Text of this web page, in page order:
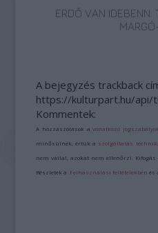
ERDŐ VAN
A bejegyzés trackback
https://kulturpart.hu/api/
Kommentek:
A hozzászólások avonatkozó jogszabályok
minősülnek, értük a szolgáltatás
nem vállal, azokat nem ellenőrzi. Kifogás
Részletek a Felhasználási feltételekben és